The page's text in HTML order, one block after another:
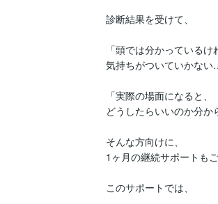
診断結果を受けて、
「頭では分かっているけ
気持ちがついていかない
「実際の場面になると、
どうしたらいいのか分か
そんな方向けに、
1ヶ月の継続サポートも
このサポートでは、